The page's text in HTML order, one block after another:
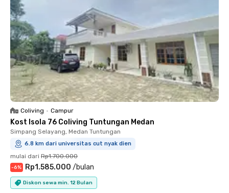
Coliving • Campur
Kost Isola 76 Coliving Tuntungan Medan
Simpang Selayang, Medan Tuntungan
6.8 km dari universitas cut nyak dien
mulai dari Rp1.700.000
-6% Rp1.585.000 /bulan
Diskon sewa min. 12 Bulan